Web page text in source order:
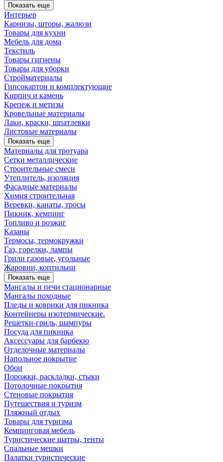
Показать еще
Интерьер
Карнизы, шторы, жалюзи
Товары для кухни
Мебель для дома
Текстиль
Товары гигиены
Товары для уборки
Стройматериалы
Гипсокартон и комплектующие
Кирпич и камень
Крепеж и метизы
Кровельные материалы
Лаки, краски, шпатлевки
Листовые материалы
Показать еще
Материалы для тротуара
Сетки металлические
Строительные смеси
Утеплитель, изоляция
Фасадные материалы
Химия строительная
Веревки, канаты, тросы
Пикник, кемпинг
Топливо и розжиг
Казаны
Термосы, термокружки
Газ, горелки, лампы
Грили газовые, угольные
Жаровни, коптильни
Показать еще
Мангалы и печи стационарные
Мангалы походные
Пледы и коврики для пикника
Контейнеры изотермические.
Решетки-гриль, шампуры
Посуда для пикника
Аксессуары для барбекю
Отделочные материалы
Напольное покрытие
Обои
Порожки, раскладки, стыки
Потолочные покрытия
Стеновые покрытия
Путешествия и туризм
Пляжный отдых
Товары для туризма
Кемпинговая мебель
Туристические шатры, тенты
Спальные мешки
Палатки туристические